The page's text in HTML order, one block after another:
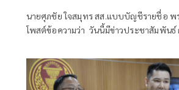
นายศุภชัย ใจสมุทร สส.แบบบัญชีรายชื่อ พ
โพสต์ข้อความว่า วันนี้มีข่าวประชาสัมพันธ์